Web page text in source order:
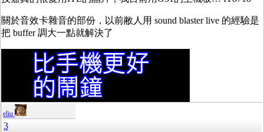
關於音效卡雜音的部份，以前敝人用 sound blaster live 的經驗是
把 buffer 調大一點就解決了
eliu
3